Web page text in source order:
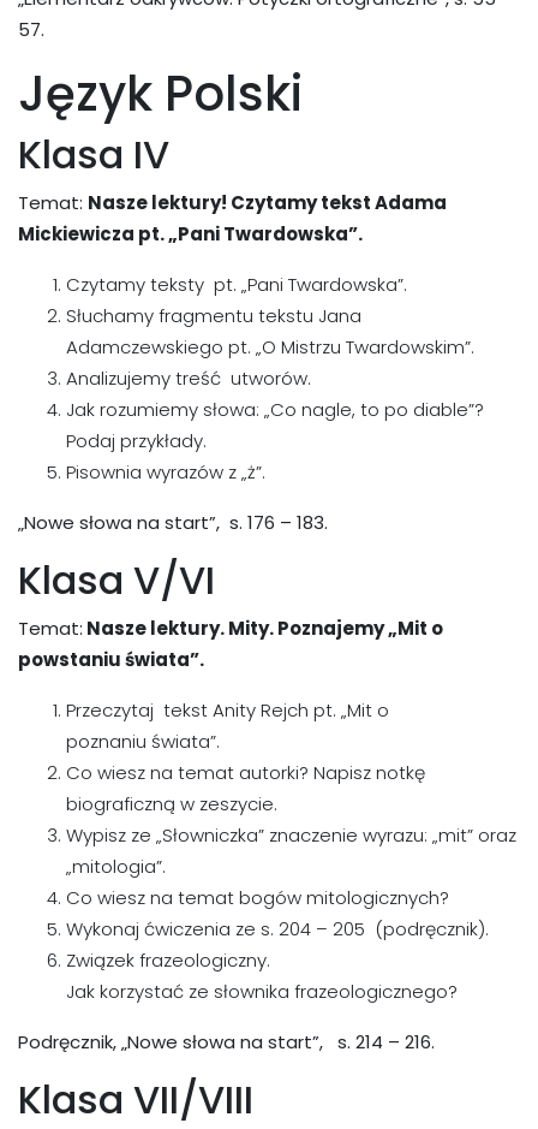
57.
Język Polski
Klasa IV
Temat: Nasze lektury! Czytamy tekst Adama
Mickiewicza pt. „Pani Twardowska”.
Czytamy teksty pt. „Pani Twardowska”.
Słuchamy fragmentu tekstu Jana
Adamczewskiego pt. „O Mistrzu Twardowskim”.
Analizujemy treść utworów.
Jak rozumiemy słowa: „Co nagle, to po diable”?
Podaj przykłady.
Pisownia wyrazów z „ż”.
„Nowe słowa na start”, s. 176 – 183.
Klasa V/VI
Temat: Nasze lektury. Mity. Poznajemy „Mit o
powstaniu świata”.
Przeczytaj tekst Anity Rejch pt. „Mit o
poznaniu świata”.
Co wiesz na temat autorki? Napisz notkę
biograficzną w zeszycie.
Wypisz ze „Słowniczka” znaczenie wyrazu: „mit” oraz
„mitologia”.
Co wiesz na temat bogów mitologicznych?
Wykonaj ćwiczenia ze s. 204 – 205 (podręcznik).
Związek frazeologiczny.
Jak korzystać ze słownika frazeologicznego?
Podręcznik, „Nowe słowa na start”, s. 214 – 216.
Klasa VII/VIII